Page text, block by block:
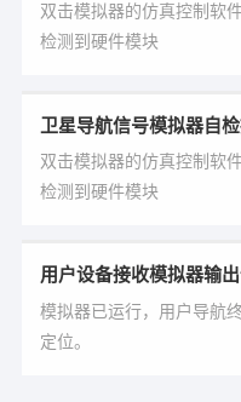
双击模拟器的仿真控制软
检测到硬件模块
卫星导航信号模拟器自
双击模拟器的仿真控制软
检测到硬件模块
用户设备接收模拟器输
模拟器已运行，用户导航
定位。